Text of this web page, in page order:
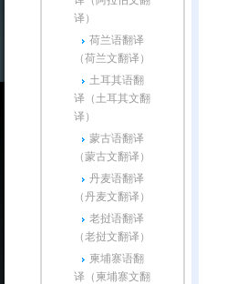
译）
荷兰语翻译
（荷兰文翻译）
土耳其语翻
译（土耳其文翻
译）
蒙古语翻译
（蒙古文翻译）
丹麦语翻译
（丹麦文翻译）
老挝语翻译
（老挝文翻译）
柬埔寨语翻
译（柬埔寨文翻